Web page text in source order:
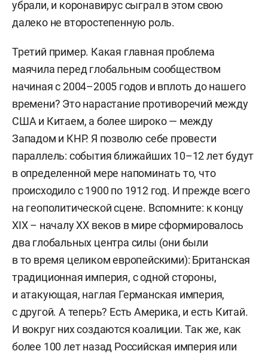
убрали, и коронавирус сыграл в этом свою
далеко не второстепенную роль.
Третий пример. Какая главная проблема
маячила перед глобальным сообществом
начиная с 2004–2005 годов и вплоть до нашего
времени? Это нарастание противоречий между
США и Китаем, а более широко — между
Западом и КНР. Я позволю себе провести
параллель: события ближайших 10–12 лет будут
в определенной мере напоминать то, что
происходило с 1900 по 1912 год. И прежде всего
на геополитической сцене. Вспомните: к концу
XIX – началу ХХ веков в мире сформировалось
два глобальных центра силы (они были
в то время целиком европейскими): Британская
традиционная империя, с одной стороны,
и атакующая, наглая Германская империя,
с другой. А теперь? Есть Америка, и есть Китай.
И вокруг них создаются коалиции. Так же, как
более 100 лет назад Российская империя или